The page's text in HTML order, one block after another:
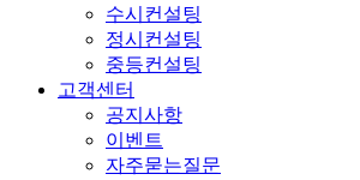
수시컨설팅
정시컨설팅
중등컨설팅
고객센터
공지사항
이벤트
자주묻는질문